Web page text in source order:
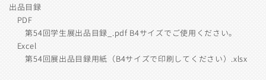
出品目録
PDF
第54回学生展出品目録_.pdf B4サイズでご使用ください。
Excel
第54回展出品目録用紙（B4サイズで印刷してください）.xlsx